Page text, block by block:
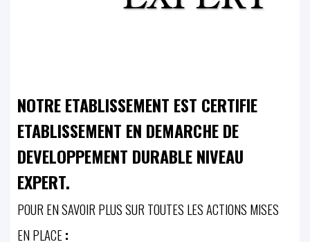
NOTRE ETABLISSEMENT EST CERTIFIE
ETABLISSEMENT EN DEMARCHE DE
DEVELOPPEMENT DURABLE NIVEAU
EXPERT.
POUR EN SAVOIR PLUS SUR TOUTES LES ACTIONS MISES
EN PLACE: